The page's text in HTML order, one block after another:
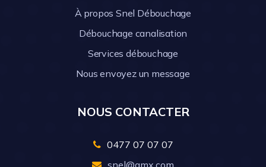
À propos Snel Débouchage
Débouchage canalisation
Services débouchage
Nous envoyez un message
NOUS CONTACTER
0477 07 07 07
snel@gmx.com